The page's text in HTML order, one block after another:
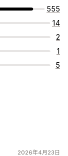
555
14
2
1
5
2026年4月23日